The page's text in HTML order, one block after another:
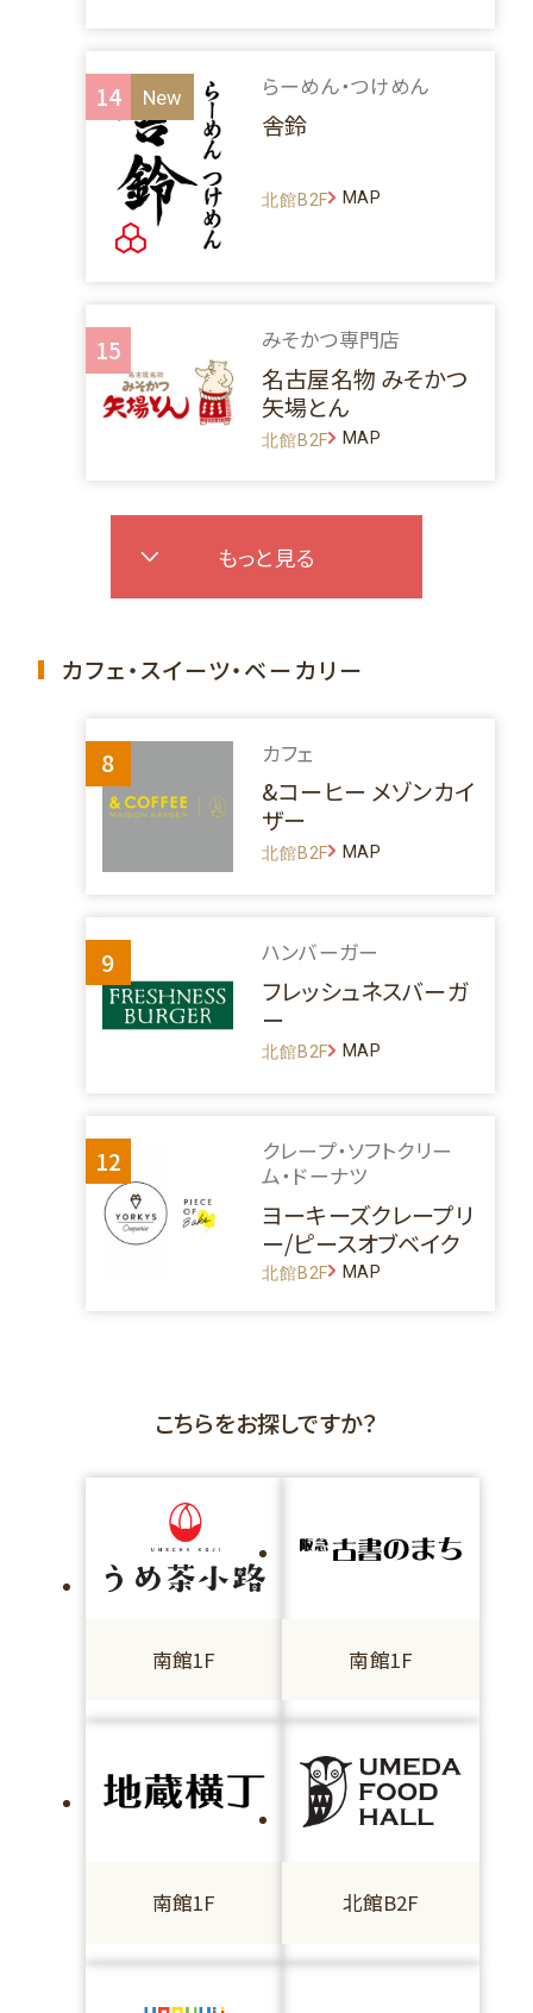
14 らーめん・つけめん
舎鈴
北館B2F MAP
15 みそかつ専門店
名古屋名物 みそかつ
矢場とん
北館B2F MAP
もっと見る
カフェ・スイーツ・ベーカリー
8 カフェ
&コーヒー メゾンカイ
ザー
北館B2F MAP
9 ハンバーガー
フレッシュネスバーガ
ー
北館B2F MAP
12
クレープ・ソフトクリー
ム・ドーナツ
ヨーキーズクレープリ
ー/ピースオブベイク
北館B2F MAP
こちらをお探しですか？
南館1F 南館1F
南館1F 北館B2F